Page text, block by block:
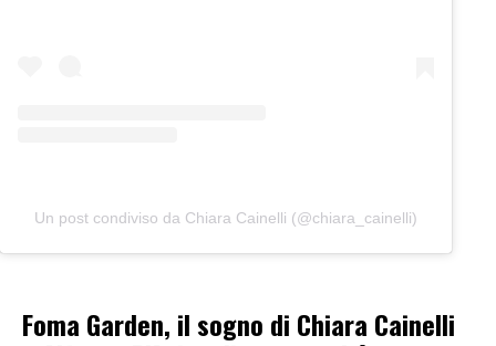
Un post condiviso da Chiara Cainelli (@chiara_cainelli)
Foma Garden, il sogno di Chiara Cainelli